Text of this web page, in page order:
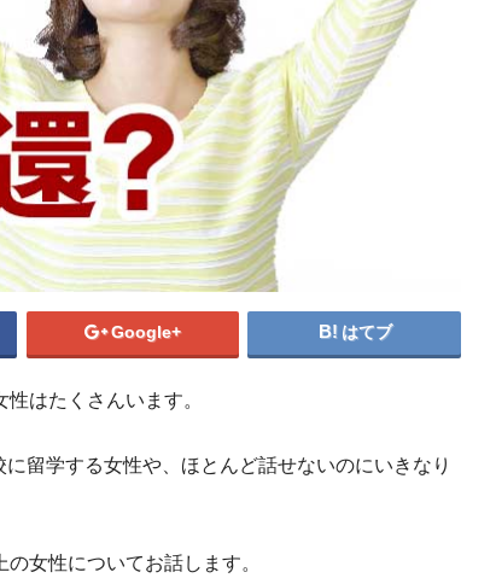
ポルトガル
ポーランド
マケドニア共和国
マルタ共和国
ラトビア
リトアニア
ルクセンブルク
ルーマニア ロシア
中東/アフリカ
アラブ首長国連邦 アルジェリア
エジプト
カタール
サウジアラビア
セネガル
トルコ
ベナン共和国
南アフリカ共和国
語の幼児教育に関心がある人必見！アメ
挙紹介
アメリカのビザ５種類の特徴
ハワイで働く第一歩
アメリカで
Google+ はてブ
はたくさんいます。
留学する女性や、ほとんど話せないのにいきなり
女性についてお話します。